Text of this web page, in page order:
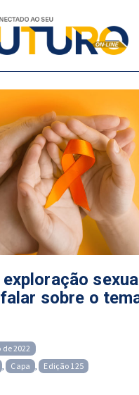
exploração
sobre o
2022
, Capa , Edição 125